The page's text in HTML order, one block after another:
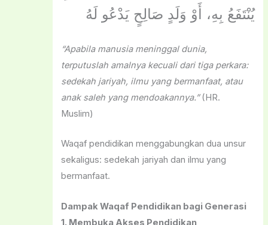
يُنْتَفَعُ بِهِ، أَوْ وَلَدٍ صَالِحٍ يَدْعُو لَهُ
“Apabila manusia meninggal dunia,
terputuslah amalnya kecuali dari tiga perkara:
sedekah jariyah, ilmu yang bermanfaat, atau
anak saleh yang mendoakannya.”(HR.
Muslim)
Waqaf pendidikan menggabungkan dua unsur
sekaligus: sedekah jariyah dan ilmu yang
bermanfaat.
Dampak Waqaf Pendidikan bagi Generasi
1. Membuka Akses Pendidikan